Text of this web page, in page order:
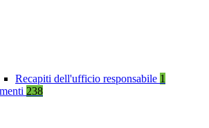
Recapiti dell'ufficio responsabile 1
238